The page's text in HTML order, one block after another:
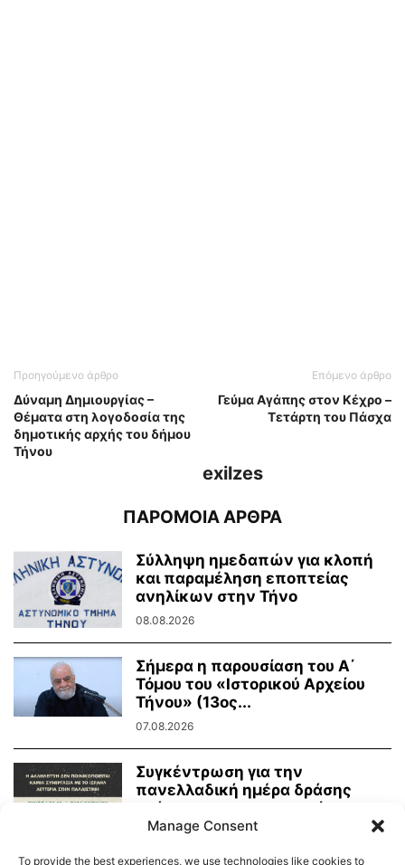
Προηγούμενο άρθρο
Δύναμη Δημιουργίας –
Θέματα στη λογοδοσία της
δημοτικής αρχής του δήμου
Τήνου
Επόμενο άρθρο
Γεύμα Αγάπης στον Κέχρο –
Τετάρτη του Πάσχα
exilzes
ΠΑΡΟΜΟΙΑ ΑΡΘΡΑ
Σύλληψη ημεδαπών για κλοπή
και παραμέληση εποπτείας
ανηλίκων στην Τήνο
08.08.2026
Σήμερα η παρουσίαση του Α΄
Τόμου του «Ιστορικού Αρχείου
Τήνου» (13ος...
07.08.2026
Συγκέντρωση για την
πανελλαδική ημέρα δράσης
ενάντια στην γενοκτονία στην
Παλαιστίνη
Manage Consent
To provide the best experiences, we use technologies like cookies to